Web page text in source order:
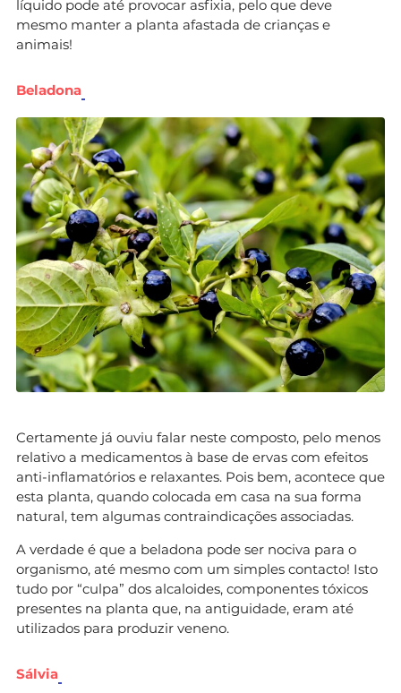
líquido pode até provocar asfixia, pelo que deve
mesmo manter a planta afastada de crianças e
animais!
Beladona
Certamente já ouviu falar neste composto, pelo menos
relativo a medicamentos à base de ervas com efeitos
anti-inflamatórios e relaxantes. Pois bem, acontece que
esta planta, quando colocada em casa na sua forma
natural, tem algumas contraindicações associadas.
A verdade é que a beladona pode ser nociva para o
organismo, até mesmo com um simples contacto! Isto
tudo por “culpa” dos alcaloides, componentes tóxicos
presentes na planta que, na antiguidade, eram até
utilizados para produzir veneno.
Sálvia